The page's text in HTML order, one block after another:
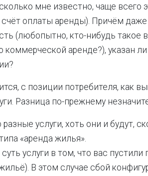
мне известно, чаще всего
счёт оплаты аренды). Причём
(любопытно, кто-нибудь такое
коммерческой аренде?), указан
с позиции потребителя, как
Разница по-прежнему
услуги, хоть они и будут,
«аренда жилья».
услуги в том, что вас пустили
В этом случае сбой